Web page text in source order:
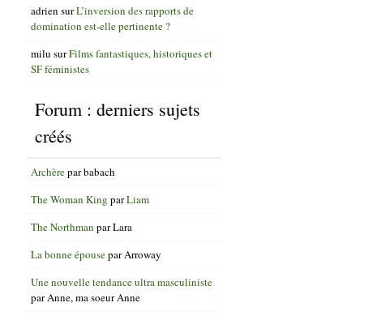
adrien surL’inversion des rapports de
domination est-elle pertinente ?
milu surFilms fantastiques, historiques et
SF féministes
Forum : derniers sujets
créés
Archèreparbabach
The Woman King parLiam
The Northman parLara
La bonne épouseparArroway
Une nouvelle tendance ultra masculiniste
parAnne, ma soeur Anne